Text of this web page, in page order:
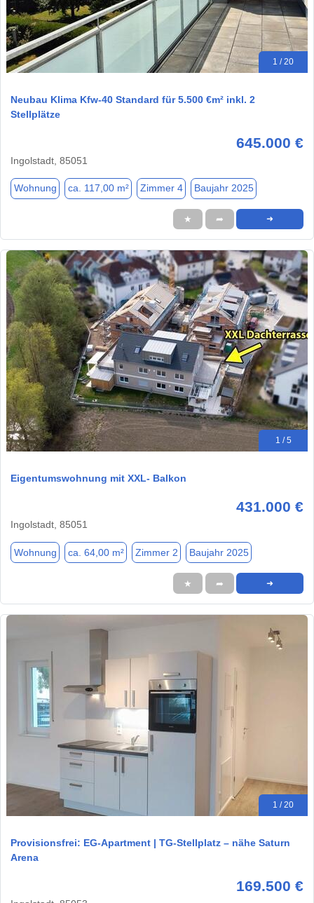
1 / 20
Neubau Klima Kfw-40 Standard für 5.500 €m² inkl. 2
Stellplätze
645.000 €
Ingolstadt, 85051
Wohnung ca. 117,00 m² Zimmer 4 Baujahr 2025
★ ➦ ➜
1 / 5
Eigentumswohnung mit XXL- Balkon
431.000 €
Ingolstadt, 85051
Wohnung ca. 64,00 m² Zimmer 2 Baujahr 2025
★ ➦ ➜
1 / 20
Provisionsfrei: EG-Apartment | TG-Stellplatz – nähe Saturn
Arena
169.500 €